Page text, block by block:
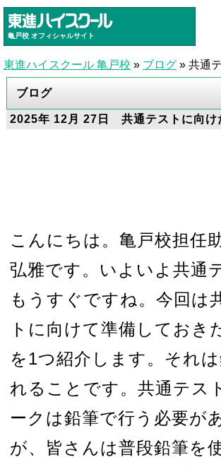
亀戸校 オフィシャルサイト
東進ハイスクール 亀戸校 » ブログ » 共通
ブログ
2025年 12月 27日 共通テストに向け
こんにちは。亀戸校担任
弘雅です。いよいよ共通
もうすぐですね。今回は
トに向けて準備しておき
を1つ紹介します。それ
れることです。共通テス
ークは鉛筆で行う必要が
が、皆さんは普段鉛筆を